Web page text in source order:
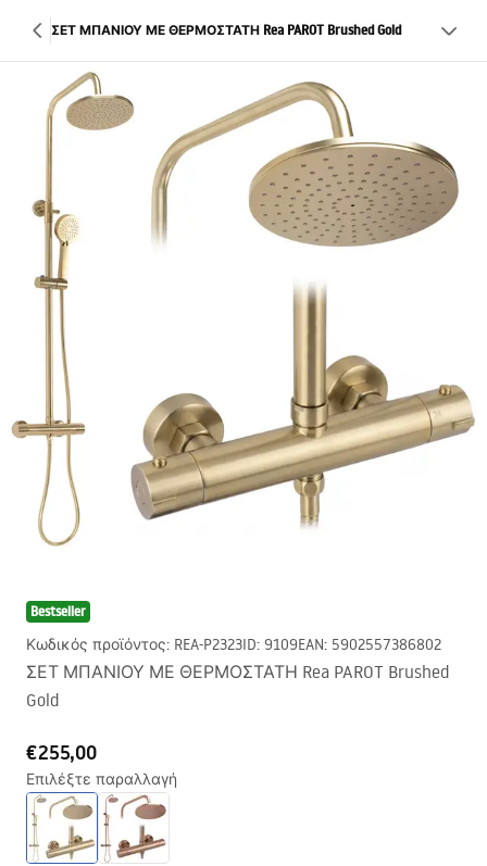
ΣΕΤ ΜΠΑΝΙΟΥ ΜΕ ΘΕΡΜΟΣΤΑΤΗ Rea PAROT Brushed Gold
Bestseller
Κωδικός προϊόντος: REA-P2323ID: 9109EAN: 5902557386802
ΣΕΤ ΜΠΑΝΙΟΥ ΜΕ ΘΕΡΜΟΣΤΑΤΗ Rea PAROT Brushed
Gold
€255,00
Επιλέξτε παραλλαγή